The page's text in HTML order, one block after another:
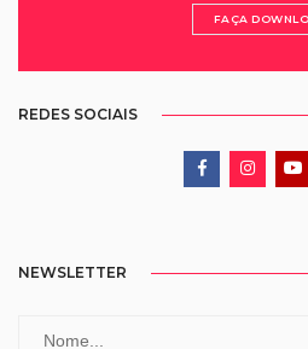
FAÇA
REDES SOCIAIS
NEWSLETTER